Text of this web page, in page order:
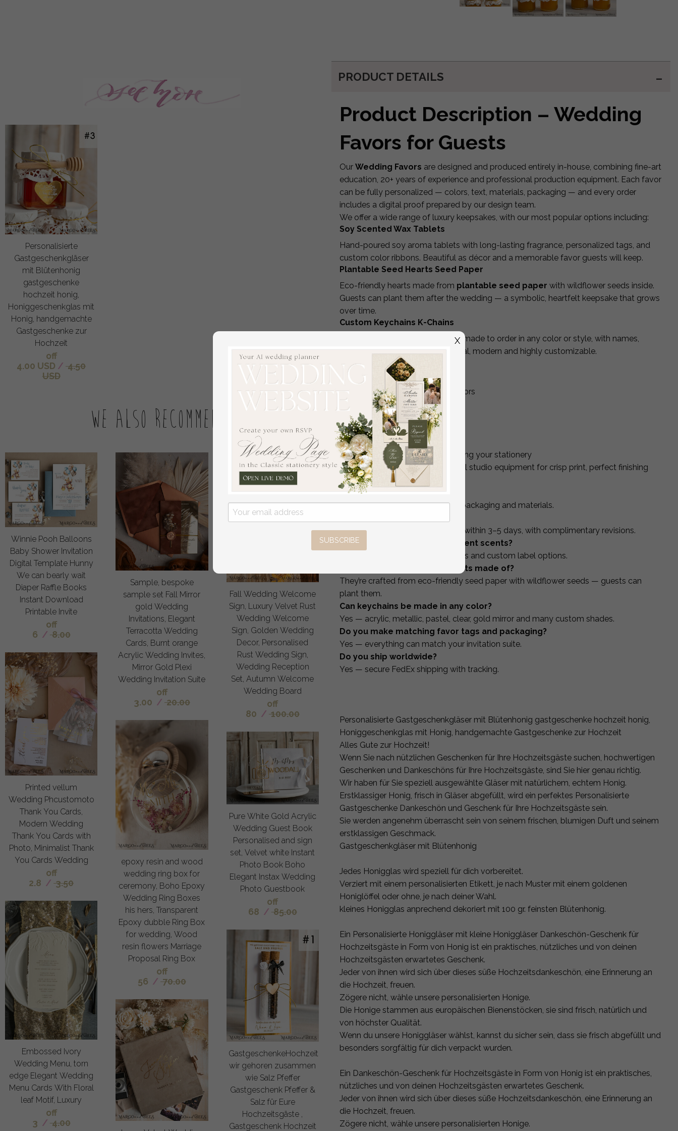
Personalisierte
Gastgeschenkgläser
mit Blütenhonig
gastgeschenke
hochzeit honig,
Honiggeschenkglas mit
Honig, handgemachte
Gastgeschenke zur
Hochzeit
off
4.00 USD /4.50
USD
We also recommend:
Winnie Pooh Balloons
Baby Shower Invitation
Digital Template Hunny
We can bearly wait
Diaper Raffle Books
Instant Download
Printable Invite
off
6 / 8.00
Printed vellum
Wedding Phcustomoto
Thank You Cards,
Modern Wedding
Thank You Cards with
Photo, Minimalist Thank
You Cards Wedding
off
2.8 /3.50
Embossed Ivory
Wedding Menu, torn
edge Elegant Wedding
Menu Cards With Floral
leaf Motif, Luxury
off
3 / 4.00
Sample, bespoke
sample set Fall Mirror
gold Wedding
Invitations, Elegant
Terracotta Wedding
Cards, Burnt orange
Acrylic Wedding Invites,
Mirror Gold Plexi
Wedding Invitation Suite
off
3.00 / 20.00
epoxy resin and wood
wedding ring box for
ceremony, Boho Epoxy
Wedding Ring Boxes
his hers, Transparent
Epoxy dubble Ring Box
for wedding, Wood
resin flowers Marriage
Proposal Ring Box
off
56 / 70.00
Fall Wedding Welcome
Sign, Luxury Velvet Rust
Wedding Welcome
Sign, Golden Wedding
Decor, Personalised
Rust Wedding Sign,
Wedding Reception
Set, Autumn Welcome
Wedding Board
off
80 / 100.00
Pure White Gold Acrylic
Wedding Guest Book
Personalised and sign
set, Velvet white Instant
Photo Book Boho
Elegant Instax Wedding
Photo Guestbook
off
68 / 85.00
GastgeschenkeHochzeit
wir gehoren zusammen
wie Salz Pfeffer
Gastgeschenk Pfeffer &
Salz für Eure
Hochzeitsgäste ,
Gastgeschenk Hochzeit
PRODUCT DETAILS
Product Description – Wedding
Favors for Guests
Our Wedding Favors are designed and produced entirely in-house, combining fine-art
education, 20+ years of experience and professional production equipment. Each favor
can be fully personalized — colors, text, materials, packaging — and every order
includes a digital proof prepared by our design team.
We offer a wide range of luxury keepsakes, with our most popular options including:
Soy Scented Wax Tablets
Hand-poured soy aroma tablets with long-lasting fragrance, personalized tags, and
custom color ribbons. Beautiful as décor and a memorable favor guests will keep.
Plantable Seed Hearts Seed Paper
Eco-friendly hearts made from plantable seed paper with wildflower seeds inside.
Guests can plant them after the wedding — a symbolic, heartfelt keepsake that grows
over time.
Custom Keychains K-Chains
Laser-cut or engraved keychains made to order in any color or style, with names,
initials or wedding date — practical, modern and highly customizable.
Other Personalized Favors
We also offer:
personalized Haribo candy favors
custom sparklers
mini honey jars
salt & pepper vial sets
Wedding Hangover Kits
favor tags & packaging matching your stationery
All produced with our professional studio equipment for crisp print, perfect finishing
and premium quality.
Can I personalize all favors?
Yes — colors, text, tags, ribbons, packaging and materials.
Yes — a custom proof is emailed within 3–5 days, with complimentary revisions.
Do soy wax tablets have different scents?
Yes — we offer multiple fragrances and custom label options.
What are plantable seed hearts made of?
They’re crafted from eco-friendly seed paper with wildflower seeds — guests can
plant them.
Can keychains be made in any color?
Yes — acrylic, metallic, pastel, clear, gold mirror and many custom shades.
Do you make matching favor tags and packaging?
Yes — everything can match your invitation suite.
Do you ship worldwide?
Yes — secure FedEx shipping with tracking.
Personalisierte Gastgeschenkgläser mit Blütenhonig gastgeschenke hochzeit honig,
Honiggeschenkglas mit Honig, handgemachte Gastgeschenke zur Hochzeit
Alles Gute zur Hochzeit!
Wenn Sie nach nützlichen Geschenken für Ihre Hochzeitsgäste suchen, hochwertigen
Geschenken und Dankeschöns für Ihre Hochzeitsgäste, sind Sie hier genau richtig.
Wir haben für Sie speziell ausgewählte Gläser mit natürlichem, echtem Honig.
Erstklassiger Honig, frisch in Gläser abgefüllt, wird ein perfektes Personalisierte
Gastgeschenke Dankeschön und Geschenk für Ihre Hochzeitsgäste sein.
Sie werden angenehm überrascht sein von seinem frischen, blumigen Duft und seinem
erstklassigen Geschmack.
Gastgeschenkgläser mit Blütenhonig
Jedes Honigglas wird speziell für dich vorbereitet.
Verziert mit einem personalisierten Etikett, je nach Muster mit einem goldenen
Honiglöffel oder ohne, je nach deiner Wahl.
kleines Honigglas anprechend dekoriert mit 100 gr. feinsten Blütenhonig.
Ein Personalisierte Honiggläser mit kleine Honiggläser Dankeschön-Geschenk für
Hochzeitsgäste in Form von Honig ist ein praktisches, nützliches und von deinen
Hochzeitsgästen erwartetes Geschenk.
Jeder von ihnen wird sich über dieses süße Hochzeitsdankeschön, eine Erinnerung an
die Hochzeit, freuen.
Zögere nicht, wähle unsere personalisierten Honige.
Die Honige stammen aus europäischen Bienenstöcken, sie sind frisch, natürlich und
von höchster Qualität.
Wenn du unsere Honiggläser wählst, kannst du sicher sein, dass sie frisch abgefüllt und
besonders sorgfältig für dich verpackt wurden.
Ein Dankeschön-Geschenk für Hochzeitsgäste in Form von Honig ist ein praktisches,
nützliches und von deinen Hochzeitsgästen erwartetes Geschenk.
Jeder von ihnen wird sich über dieses süße Hochzeitsdankeschön, eine Erinnerung an
die Hochzeit, freuen.
Zögere nicht, wähle unsere personalisierten Honige.
SUBSCRIBE
X